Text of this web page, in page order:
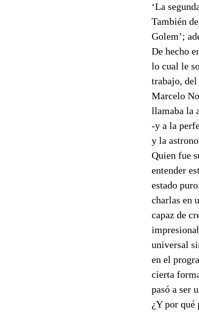
‘La
También
Golem’;
De hecho
lo cual le
trabajo, del
Marcelo
llamaba la
-y a la
y la
Quien fue
entender
estado
charlas en
capaz de
universal
en el
cierta
pasó a ser
¿Y por qué